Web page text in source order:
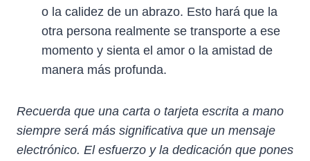
o la calidez de un abrazo. Esto hará que la
otra persona realmente se transporte a ese
momento y sienta el amor o la amistad de
manera más profunda.
Recuerda que una carta o tarjeta escrita a mano
siempre será más significativa que un mensaje
electrónico. El esfuerzo y la dedicación que pones